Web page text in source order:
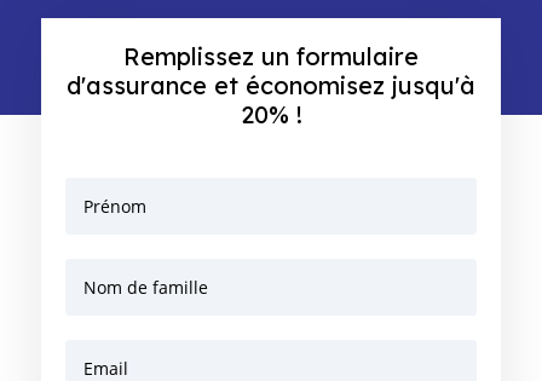
Remplissez un formulaire
d'assurance et économisez jusqu'à
20% !
Prénom
Nom de famille
Email